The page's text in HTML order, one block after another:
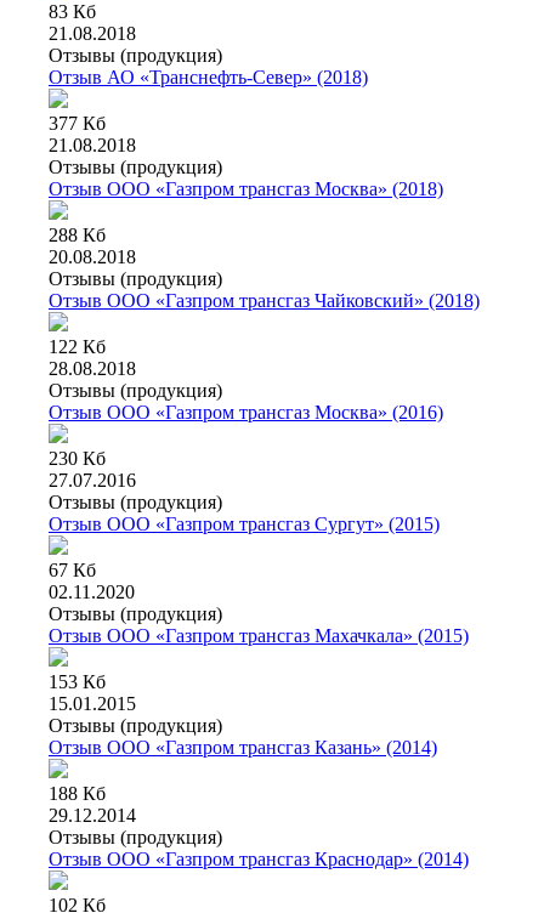
83 Кб
21.08.2018
Отзывы (продукция)
Отзыв АО «Транснефть-Север» (2018)
377 Кб
21.08.2018
Отзывы (продукция)
Отзыв ООО «Газпром трансгаз Москва» (2018)
288 Кб
20.08.2018
Отзывы (продукция)
Отзыв ООО «Газпром трансгаз Чайковский» (2018)
122 Кб
28.08.2018
Отзывы (продукция)
Отзыв ООО «Газпром трансгаз Москва» (2016)
230 Кб
27.07.2016
Отзывы (продукция)
Отзыв ООО «Газпром трансгаз Сургут» (2015)
67 Кб
02.11.2020
Отзывы (продукция)
Отзыв ООО «Газпром трансгаз Махачкала» (2015)
153 Кб
15.01.2015
Отзывы (продукция)
Отзыв ООО «Газпром трансгаз Казань» (2014)
188 Кб
29.12.2014
Отзывы (продукция)
Отзыв ООО «Газпром трансгаз Краснодар» (2014)
102 Кб